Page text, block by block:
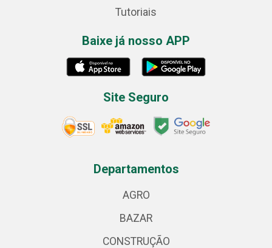
Tutoriais
Baixe já nosso APP
Site Seguro
Departamentos
AGRO
BAZAR
CONSTRUÇÃO